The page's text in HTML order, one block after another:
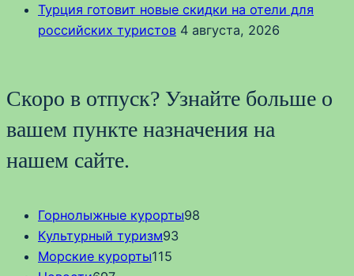
Турция готовит новые скидки на отели для
российских туристов 4 августа, 2026
Скоро в отпуск? Узнайте больше о
вашем пункте назначения на
нашем сайте.
Горнолыжные курорты98
Культурный туризм93
Морские курорты115